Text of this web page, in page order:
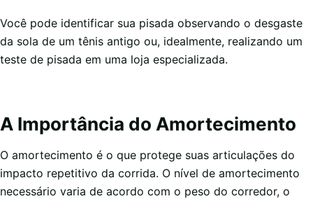
Você pode identificar sua pisada observando o desgaste
da sola de um tênis antigo ou, idealmente, realizando um
teste de pisada em uma loja especializada.
A Importância do Amortecimento
O amortecimento é o que protege suas articulações do
impacto repetitivo da corrida. O nível de amortecimento
necessário varia de acordo com o peso do corredor, o